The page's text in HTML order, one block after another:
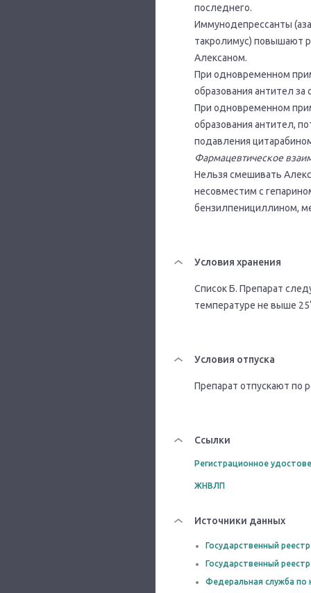
последнего.
Иммунодепрессанты
такролимус) повышают
Алексаном.
При одновременном
образования антител
При одновременном
образования антител,
подавления
Фармацевтическое
Нельзя смешивать
несовместим с
бензилпенициллином,
Условия хранения
Список Б. Препарат
температуре не выше
Условия отпуска
Препарат отпускают по
Ссылки
Регистрационное
ЖНВЛП
Источники данных
Государственный
Государственный
Федеральная служба по